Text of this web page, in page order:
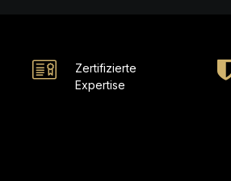
Zertifizierte
Expertise